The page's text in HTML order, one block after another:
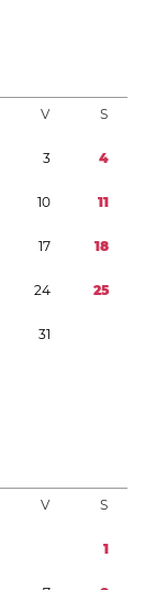
V S
3 4
10 11
17 18
24 25
31
V S
1